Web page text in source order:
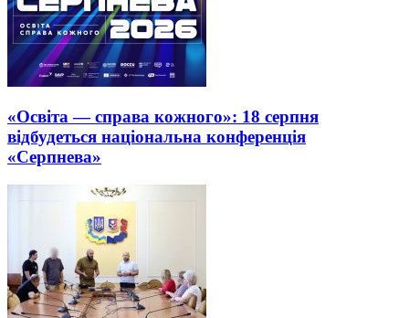
«Освіта — справа кожного»: 18 серпня
відбудеться національна конференція
«Серпнева»